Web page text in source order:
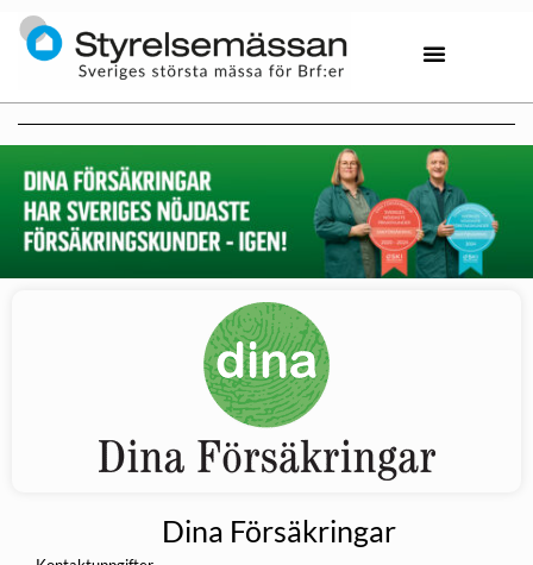
Dina Försäkringar